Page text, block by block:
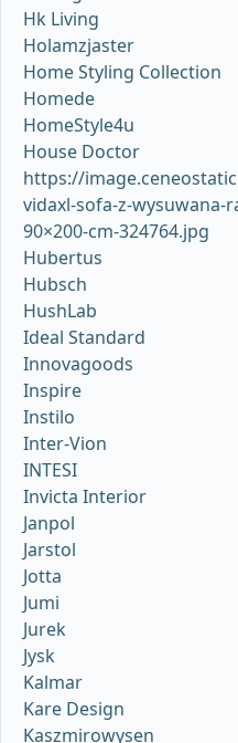
Hk Living
Holamzjaster
Home Styling Collection
Homede
HomeStyle4u
House Doctor
https://
vidaxl-sofa-z-wysuwana-
90×200-cm-324764.jpg
Hubertus
Hubsch
HushLab
Ideal Standard
Innovagoods
Inspire
Instilo
Inter-Vion
INTESI
Invicta Interior
Janpol
Jarstol
Jotta
Jumi
Jurek
Jysk
Kalmar
Kare Design
Kaszmirowysen